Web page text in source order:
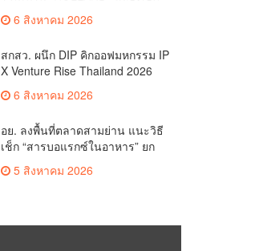
ตัว SELBAN แบรนด์แฟชั่น
ครีเอทีฟ เชื่อมคัลเจอร์ไทย-เกาหลี
6 สิงหาคม 2026
สกสว. ผนึก DIP คิกออฟมหกรรม IP
X Venture Rise Thailand 2026
สร้างระบบนิเวศเชื่อมทรัพย์สินทาง
ปัญญาผ่านกองทุน ววน. เพิ่มคุณค่า
งานวิจัยไทย
6 สิงหาคม 2026
อย. ลงพื้นที่ตลาดสามย่าน แนะวิธี
เช็ก “สารบอแรกซ์ในอาหาร” ยก
ระดับตลาดสดปลอดภัยเพื่อผู้
บริโภค
5 สิงหาคม 2026